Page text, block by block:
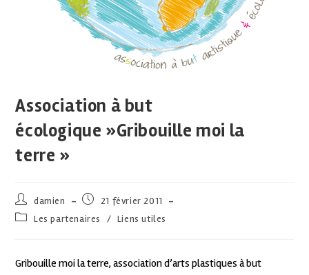
Association à but
écologique »Gribouille moi la
terre »
damien
21 février 2011
Les partenaires
/ Liens utiles
Gribouille moi la terre, association d’arts plastiques à but